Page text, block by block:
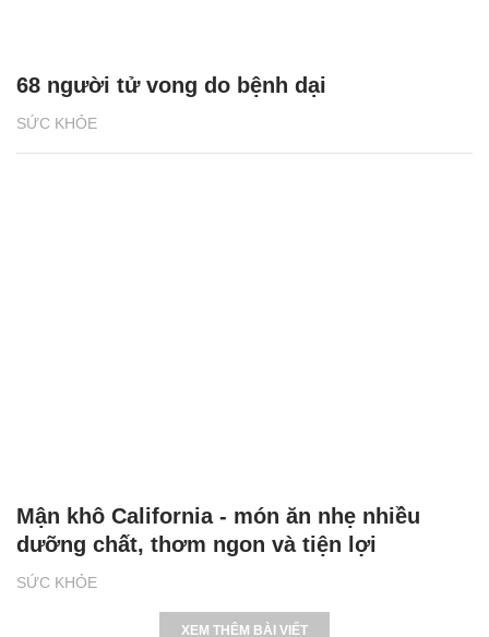
SỨC KHỎE
68 người tử vong do bệnh dại
SỨC KHỎE
Mận khô California - món ăn nhẹ nhiều
dưỡng chất, thơm ngon và tiện lợi
XEM THÊM BÀI VIẾT